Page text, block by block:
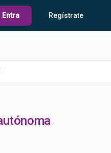
Entra Regístrate